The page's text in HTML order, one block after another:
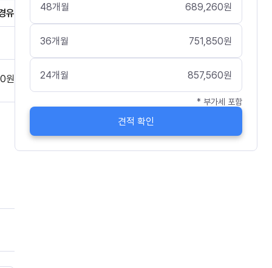
유
0원
48개월 689,260원
36개월 751,850원
24개월 857,560원
* 부가세 포함
견적 확인